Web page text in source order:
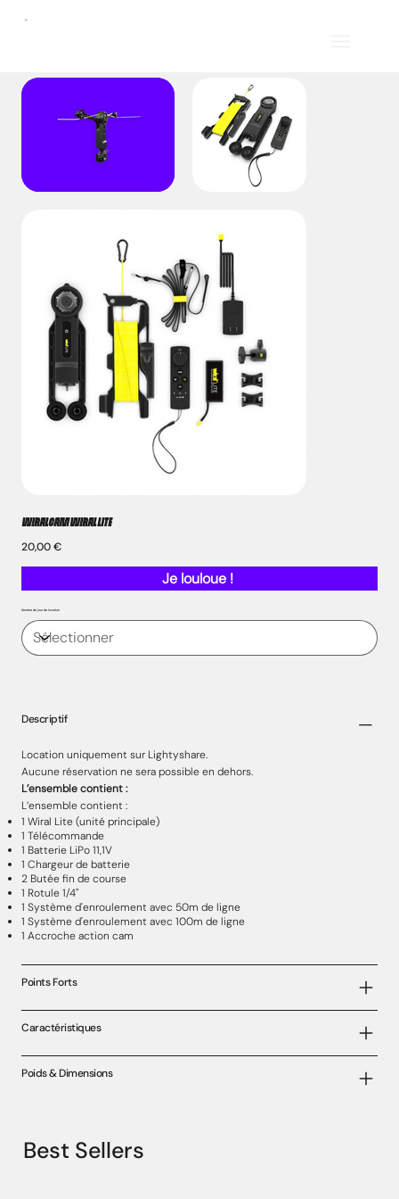
WIRALCAM WIRAL LITE
Prix
20,00 €
Je louloue !
Nombre de jour de location
Descriptif
Location uniquement sur Lightyshare.
Aucune réservation ne sera possible en dehors.
L’ensemble contient :
L’ensemble contient :
1 Wiral Lite (unité principale)
1 Télécommande
1 Batterie LiPo 11,1V
1 Chargeur de batterie
2 Butée fin de course
1 Rotule 1/4"
1 Système d'enroulement avec 50m de ligne
1 Système d'enroulement avec 100m de ligne
1 Accroche action cam
Points Forts
Caractéristiques
Poids & Dimensions
Best Sellers